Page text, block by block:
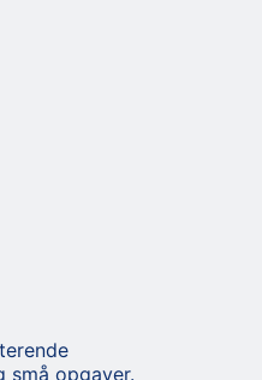
små opgaver.